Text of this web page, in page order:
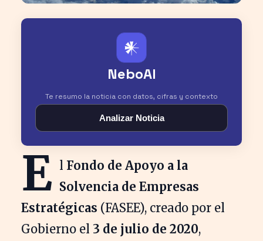
𒀭
NeboAI
Te resumo la noticia con datos, cifras y contexto
Analizar Noticia
E l Fondo de Apoyo a la
Solvencia de Empresas
Estratégicas (FASEE), creado por el
Gobierno el 3 de julio de 2020,